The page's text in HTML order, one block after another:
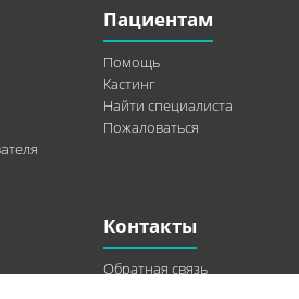
Пациентам
Помощь
Кастинг
Найти специалиста
Пожаловаться
Контакты
Обратная связь